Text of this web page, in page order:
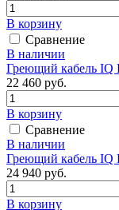
В корзину
Сравнение
В наличии
Греющий кабель IQ
22 460 руб.
В корзину
Сравнение
В наличии
Греющий кабель IQ
24 940 руб.
В корзину